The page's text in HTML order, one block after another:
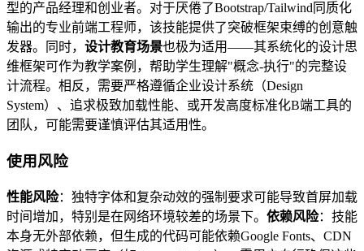
型的产品经理和创业者。对于厌倦了Bootstrap/Tailwind同质化
输出的专业前端工程师，该技能提供了突破框架束缚的创意触
发器。同时， 设计教育场景也极为适用——其系统化的设计思
维框架可作为教学案例，帮助学生理解"概念-执行"的完整设
计流程。相反，需要严格遵循企业设计系统（Design
System）、追求极致加载性能、或开发高度标准化B端工具的
团队，可能需要谨慎评估其适用性。
使用风险
性能风险：独特字体和复杂动效的强制要求可能导致首屏加载
时间增加，特别是在网络环境较差的场景下。 依赖风险：技能
本身无外部依赖，但生成的代码可能依赖Google Fonts、CDN